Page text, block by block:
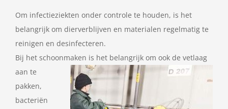
Om infectieziekten onder controle te houden, is het
belangrijk om dierverblijven en materialen regelmatig te
reinigen en desinfecteren.
Bij het schoonmaken is het belangrijk om ook de vetlaag
aan te
pakken,
bacteriën